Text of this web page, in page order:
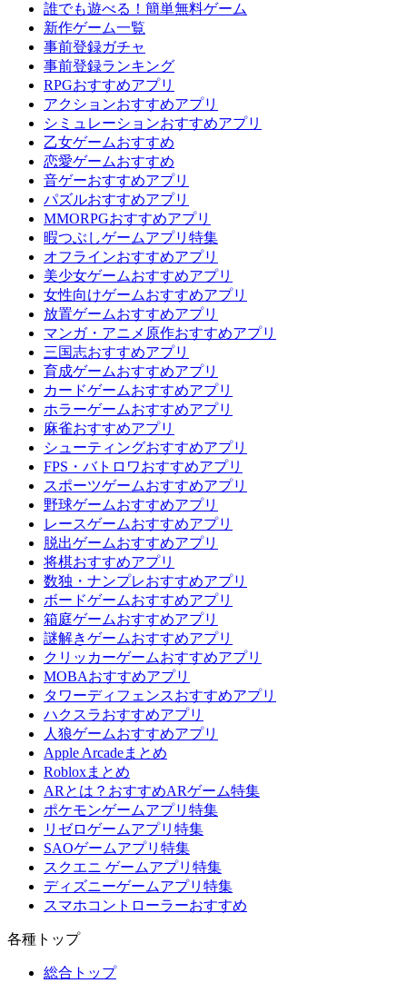
誰でも遊べる！簡単無料ゲーム
新作ゲーム一覧
事前登録ガチャ
事前登録ランキング
RPGおすすめアプリ
アクションおすすめアプリ
シミュレーションおすすめアプリ
乙女ゲームおすすめ
恋愛ゲームおすすめ
音ゲーおすすめアプリ
パズルおすすめアプリ
MMORPGおすすめアプリ
暇つぶしゲームアプリ特集
オフラインおすすめアプリ
美少女ゲームおすすめアプリ
女性向けゲームおすすめアプリ
放置ゲームおすすめアプリ
マンガ・アニメ原作おすすめアプリ
三国志おすすめアプリ
育成ゲームおすすめアプリ
カードゲームおすすめアプリ
ホラーゲームおすすめアプリ
麻雀おすすめアプリ
シューティングおすすめアプリ
FPS・バトロワおすすめアプリ
スポーツゲームおすすめアプリ
野球ゲームおすすめアプリ
レースゲームおすすめアプリ
脱出ゲームおすすめアプリ
将棋おすすめアプリ
数独・ナンプレおすすめアプリ
ボードゲームおすすめアプリ
箱庭ゲームおすすめアプリ
謎解きゲームおすすめアプリ
クリッカーゲームおすすめアプリ
MOBAおすすめアプリ
タワーディフェンスおすすめアプリ
ハクスラおすすめアプリ
人狼ゲームおすすめアプリ
Apple Arcadeまとめ
Robloxまとめ
ARとは？おすすめARゲーム特集
ポケモンゲームアプリ特集
リゼロゲームアプリ特集
SAOゲームアプリ特集
スクエニ ゲームアプリ特集
ディズニーゲームアプリ特集
スマホコントローラーおすすめ
各種トップ
総合トップ